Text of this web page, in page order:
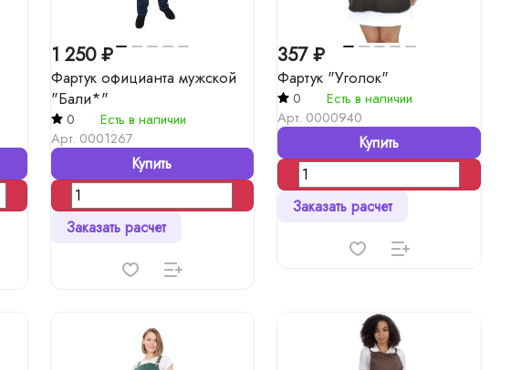
1 250 ₽
Фартук официанта мужской
"Бали*"
0
Есть в наличии
Арт. 0001267
Купить
Заказать расчет
357 ₽
Фартук "Уголок"
0
Есть в наличии
Арт. 0000940
Купить
Заказать расчет